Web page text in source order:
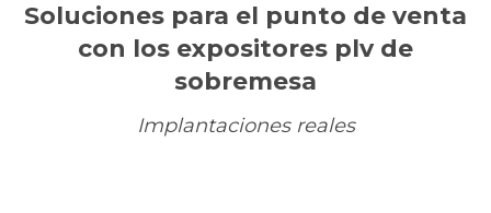
Soluciones para el punto de venta
con los expositores plv de
sobremesa
Implantaciones reales